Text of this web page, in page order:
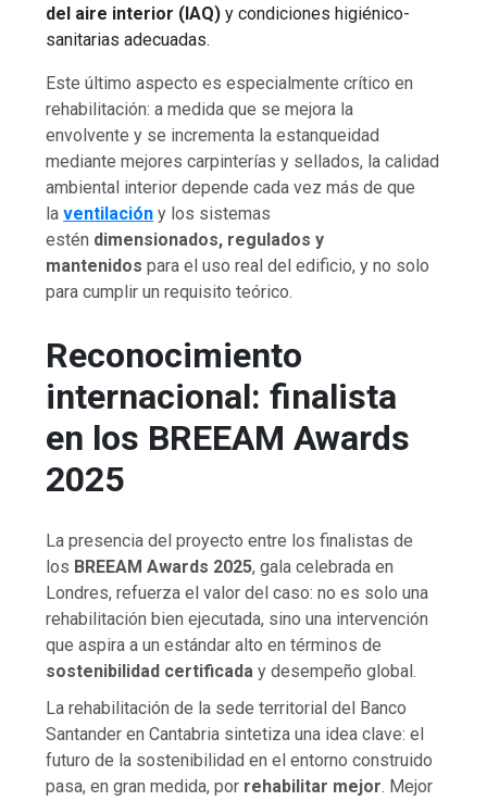
del aire interior (IAQ) y condiciones higiénico-
sanitarias adecuadas.
Este último aspecto es especialmente crítico en
rehabilitación: a medida que se mejora la
envolvente y se incrementa la estanqueidad
mediante mejores carpinterías y sellados, la calidad
ambiental interior depende cada vez más de que
laventilación y los sistemas
estén dimensionados, regulados y
mantenidos para el uso real del edificio, y no solo
para cumplir un requisito teórico.
Reconocimiento
internacional: finalista
en los BREEAM Awards
2025
La presencia del proyecto entre los finalistas de
los BREEAM Awards 2025, gala celebrada en
Londres, refuerza el valor del caso: no es solo una
rehabilitación bien ejecutada, sino una intervención
que aspira a un estándar alto en términos de
sostenibilidad certificada y desempeño global.
La rehabilitación de la sede territorial del Banco
Santander en Cantabria sintetiza una idea clave: el
futuro de la sostenibilidad en el entorno construido
pasa, en gran medida, por rehabilitar mejor. Mejor